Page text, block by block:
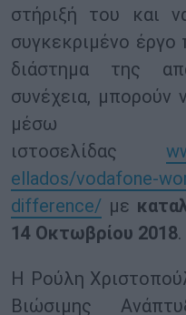
στήριξή του και
συγκεκριμένο έργο
διάστημα της
συνέχεια, μπορούν
ιστοσελίδας
ellados/vodafone-
difference/ με
14 Οκτωβρίου 2018.
Η Ρούλη
Βιώσιμης